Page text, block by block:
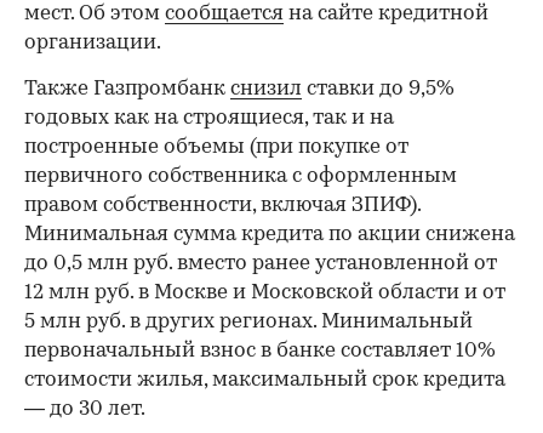
мест. Об этом сообщается на сайте кредитной
организации.
Также Газпромбанк снизил ставки до 9,5%
годовых как на строящиеся, так и на
построенные объемы (при покупке от
первичного собственника с оформленным
правом собственности, включая ЗПИФ).
Минимальная сумма кредита по акции снижена
до 0,5 млн руб. вместо ранее установленной от
12 млн руб. в Москве и Московской области и от
5 млн руб. в других регионах. Минимальный
первоначальный взнос в банке составляет 10%
стоимости жилья, максимальный срок кредита
— до 30 лет.